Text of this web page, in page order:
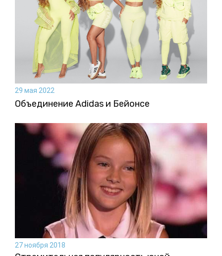
29 мая 2022
Объединение Adidas и Бейонсе
27 ноября 2018